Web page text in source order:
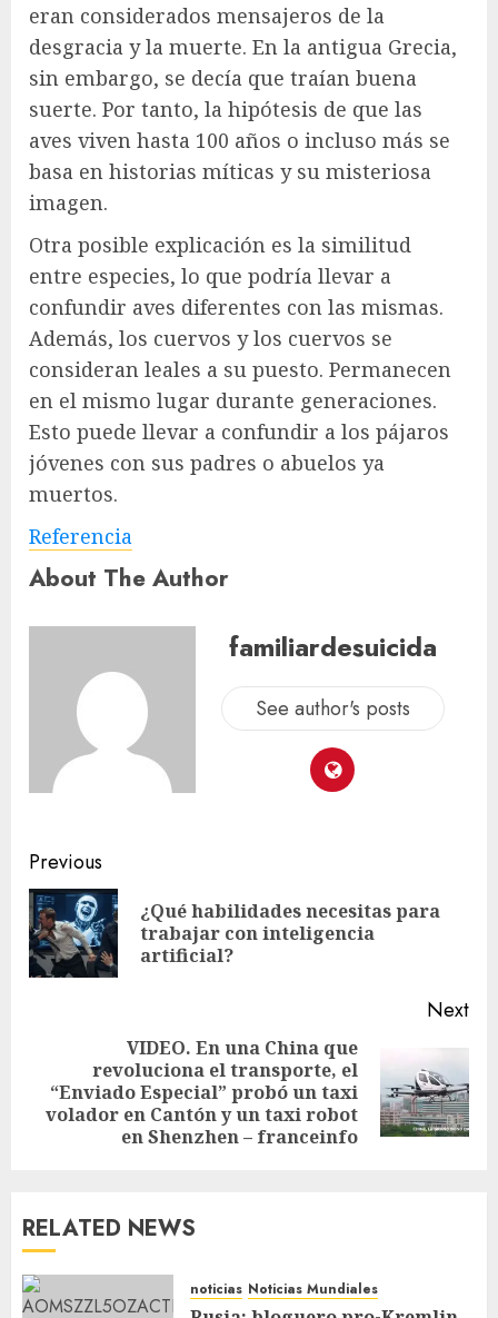
eran considerados mensajeros de la
desgracia y la muerte. En la antigua Grecia,
sin embargo, se decía que traían buena
suerte. Por tanto, la hipótesis de que las
aves viven hasta 100 años o incluso más se
basa en historias míticas y su misteriosa
imagen.
Otra posible explicación es la similitud
entre especies, lo que podría llevar a
confundir aves diferentes con las mismas.
Además, los cuervos y los cuervos se
consideran leales a su puesto. Permanecen
en el mismo lugar durante generaciones.
Esto puede llevar a confundir a los pájaros
jóvenes con sus padres o abuelos ya
muertos.
Referencia
About The Author
familiardesuicida
See author's posts
Previous
¿Qué habilidades necesitas para
trabajar con inteligencia
artificial?
Next
VIDEO. En una China que
revoluciona el transporte, el
“Enviado Especial” probó un taxi
volador en Cantón y un taxi robot
en Shenzhen – franceinfo
RELATED NEWS
noticias Noticias Mundiales